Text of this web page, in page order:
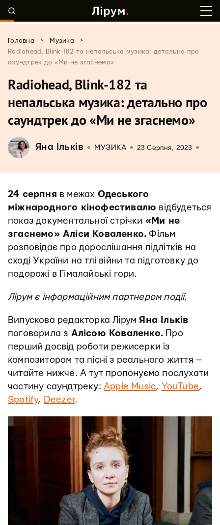
Головна > Музика
>
Radiohead, Blink-182 та непальська музика: детально про
саундтрек до «Ми не згаснемо»
Radiohead, Blink-182 та
непальська музика: детально про
саундтрек до «Ми не згаснемо»
Яна Ільків МУЗИКА 23 Серпня, 2023
24 серпня в межах Одеського
міжнародного кінофестивалю відбудеться
показ документальної стрічки «Ми не
згаснемо» Аліси Коваленко. Фільм
розповідає про дорослішання підлітків на
сході України на тлі війни та підготовку до
подорожі в Гімалайські гори.
Лірум є інформаційним партнером події.
Випускова редакторка ЛірумЯна Ільків
поговорила з Алісою Коваленко. Про
перший досвід роботи режисерки із
композитором та пісні з реального життя —
читайте нижче. А тут пропонуємо послухати
частину саундтреку: Apple Music, YouTube,
Spotify, Deezer.